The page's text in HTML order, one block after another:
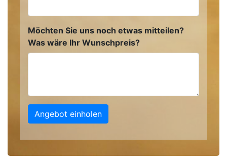
Möchten Sie uns noch etwas mitteilen?
Was wäre Ihr Wunschpreis?
Angebot einholen